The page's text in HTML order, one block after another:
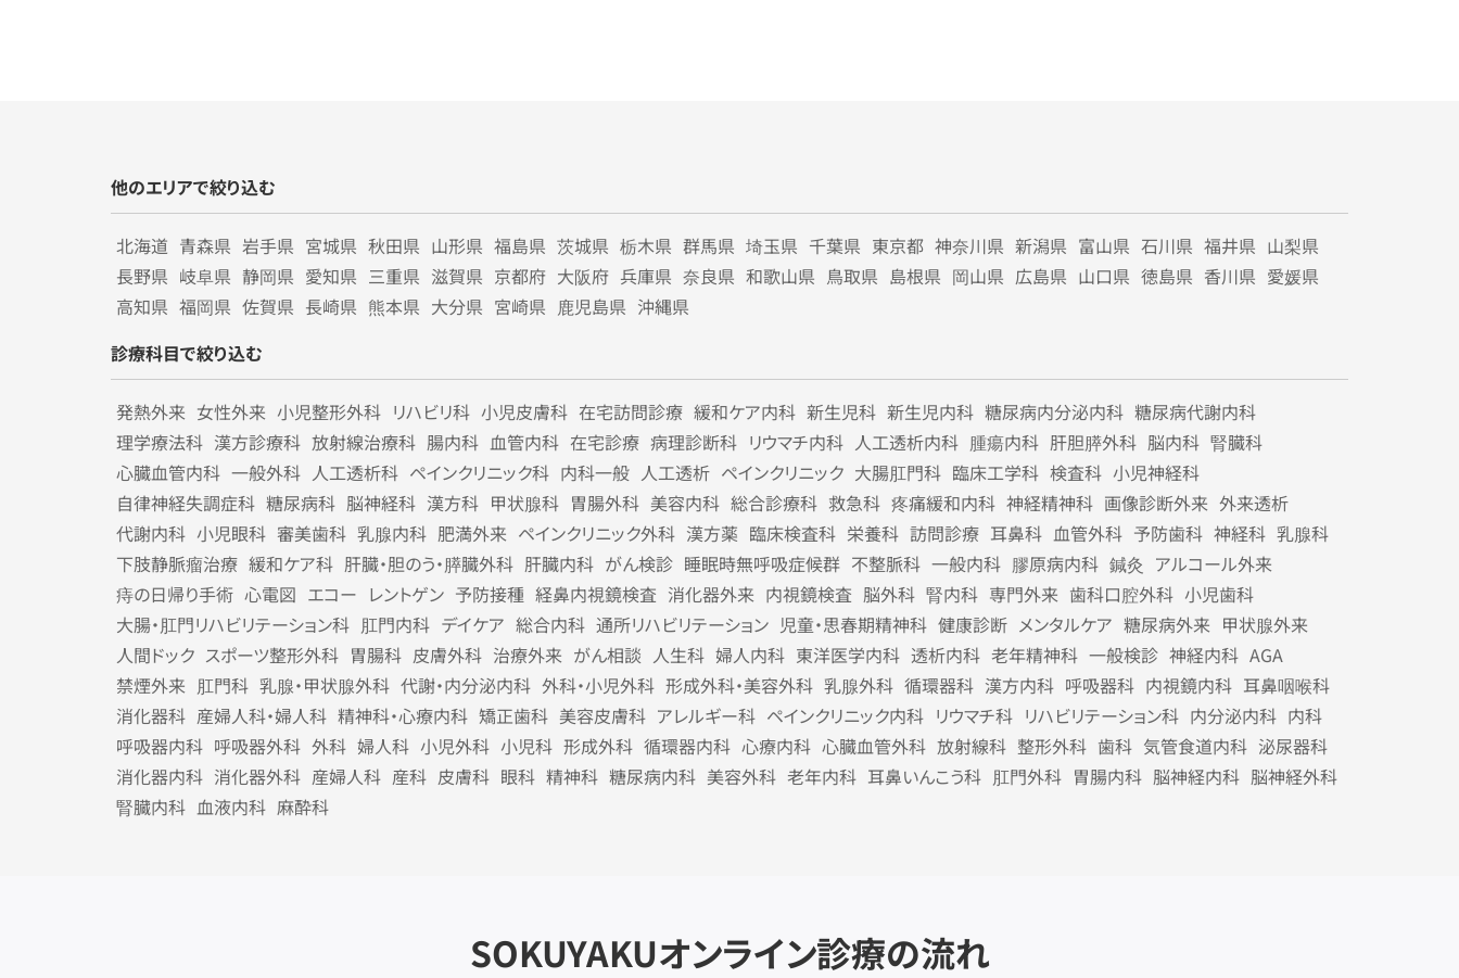
他のエリアで絞り込む
北海道 青森県 岩手県 宮城県 秋田県 山形県 福島県 茨城県 栃木県 群馬県 埼玉県 千葉県 東京都 神奈川県 新潟県 富山県 石川県 福井県 山梨県
長野県 岐阜県 静岡県 愛知県 三重県 滋賀県 京都府 大阪府 兵庫県 奈良県 和歌山県 鳥取県 島根県 岡山県 広島県 山口県 徳島県 香川県 愛媛県
高知県 福岡県 佐賀県 長崎県 熊本県 大分県 宮崎県 鹿児島県 沖縄県
診療科目で絞り込む
発熱外来 女性外来 小児整形外科 リハビリ科 小児皮膚科 在宅訪問診療 緩和ケア内科 新生児科 新生児内科 糖尿病内分泌内科 糖尿病代謝内科
理学療法科 漢方診療科 放射線治療科 腸内科 血管内科 在宅診療 病理診断科 リウマチ内科 人工透析内科 腫瘍内科 肝胆膵外科 脳内科 腎臓科
心臓血管内科 一般外科 人工透析科 ペインクリニック科 内科一般 人工透析 ペインクリニック 大腸肛門科 臨床工学科 検査科 小児神経科
自律神経失調症科 糖尿病科 脳神経科 漢方科 甲状腺科 胃腸外科 美容内科 総合診療科 救急科 疼痛緩和内科 神経精神科 画像診断外来 外来透析
代謝内科 小児眼科 審美歯科 乳腺内科 肥満外来 ペインクリニック外科 漢方薬 臨床検査科 栄養科 訪問診療 耳鼻科 血管外科 予防歯科 神経科 乳腺科
下肢静脈瘤治療 緩和ケア科 肝臓・胆のう・膵臓外科 肝臓内科 がん検診 睡眠時無呼吸症候群 不整脈科 一般内科 膠原病内科 鍼灸 アルコール外来
痔の日帰り手術 心電図 エコー レントゲン 予防接種 経鼻内視鏡検査 消化器外来 内視鏡検査 脳外科 腎内科 専門外来 歯科口腔外科 小児歯科
大腸・肛門リハビリテーション科 肛門内科 デイケア 総合内科 通所リハビリテーション 児童・思春期精神科 健康診断 メンタルケア 糖尿病外来 甲状腺外来
人間ドック スポーツ整形外科 胃腸科 皮膚外科 治療外来 がん相談 人生科 婦人内科 東洋医学内科 透析内科 老年精神科 一般検診 神経内科 AGA
禁煙外来 肛門科 乳腺・甲状腺外科 代謝・内分泌内科 外科・小児外科 形成外科・美容外科 乳腺外科 循環器科 漢方内科 呼吸器科 内視鏡内科 耳鼻咽喉科
消化器科 産婦人科・婦人科 精神科・心療内科 矯正歯科 美容皮膚科 アレルギー科 ペインクリニック内科 リウマチ科 リハビリテーション科 内分泌内科 内科
呼吸器内科 呼吸器外科 外科 婦人科 小児外科 小児科 形成外科 循環器内科 心療内科 心臓血管外科 放射線科 整形外科 歯科 気管食道内科 泌尿器科
消化器内科 消化器外科 産婦人科 産科 皮膚科 眼科 精神科 糖尿病内科 美容外科 老年内科 耳鼻いんこう科 肛門外科 胃腸内科 脳神経内科 脳神経外科
腎臓内科 血液内科 麻酔科
SOKUYAKUオンライン診療の流れ